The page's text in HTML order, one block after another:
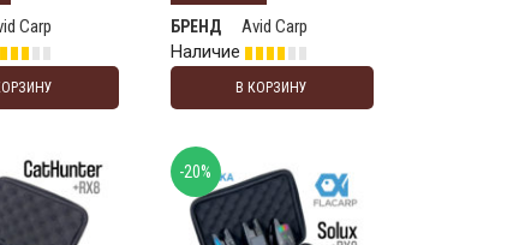
Carp
БРЕНД
Avid Carp
Наличие
В КОРЗИНУ
-20%